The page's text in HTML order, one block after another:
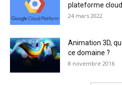
plateforme cloud
24 mars 2022
Animation 3D,
ce domaine ?
8 novembre 2016